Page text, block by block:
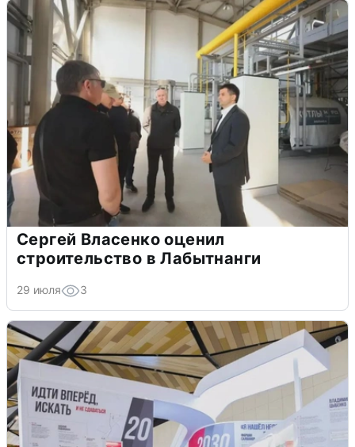
Сергей Власенко оценил
строительство в Лабытнанги
29 июля 3